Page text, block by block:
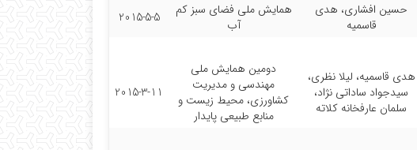
حسین افشاری، هدی
قاسمیه
همایش ملی فضای سبز کم
آب
2015-5-5
هدی قاسمیه، لیلا نظری،
سیدجواد ساداتی نژاد،
سلمان عارفخانه کلاته
دومین همایش ملی
مهندسی و مدیریت
کشاورزی، محیط زیست و
منابع طبیعی پایدار
2015-3-11